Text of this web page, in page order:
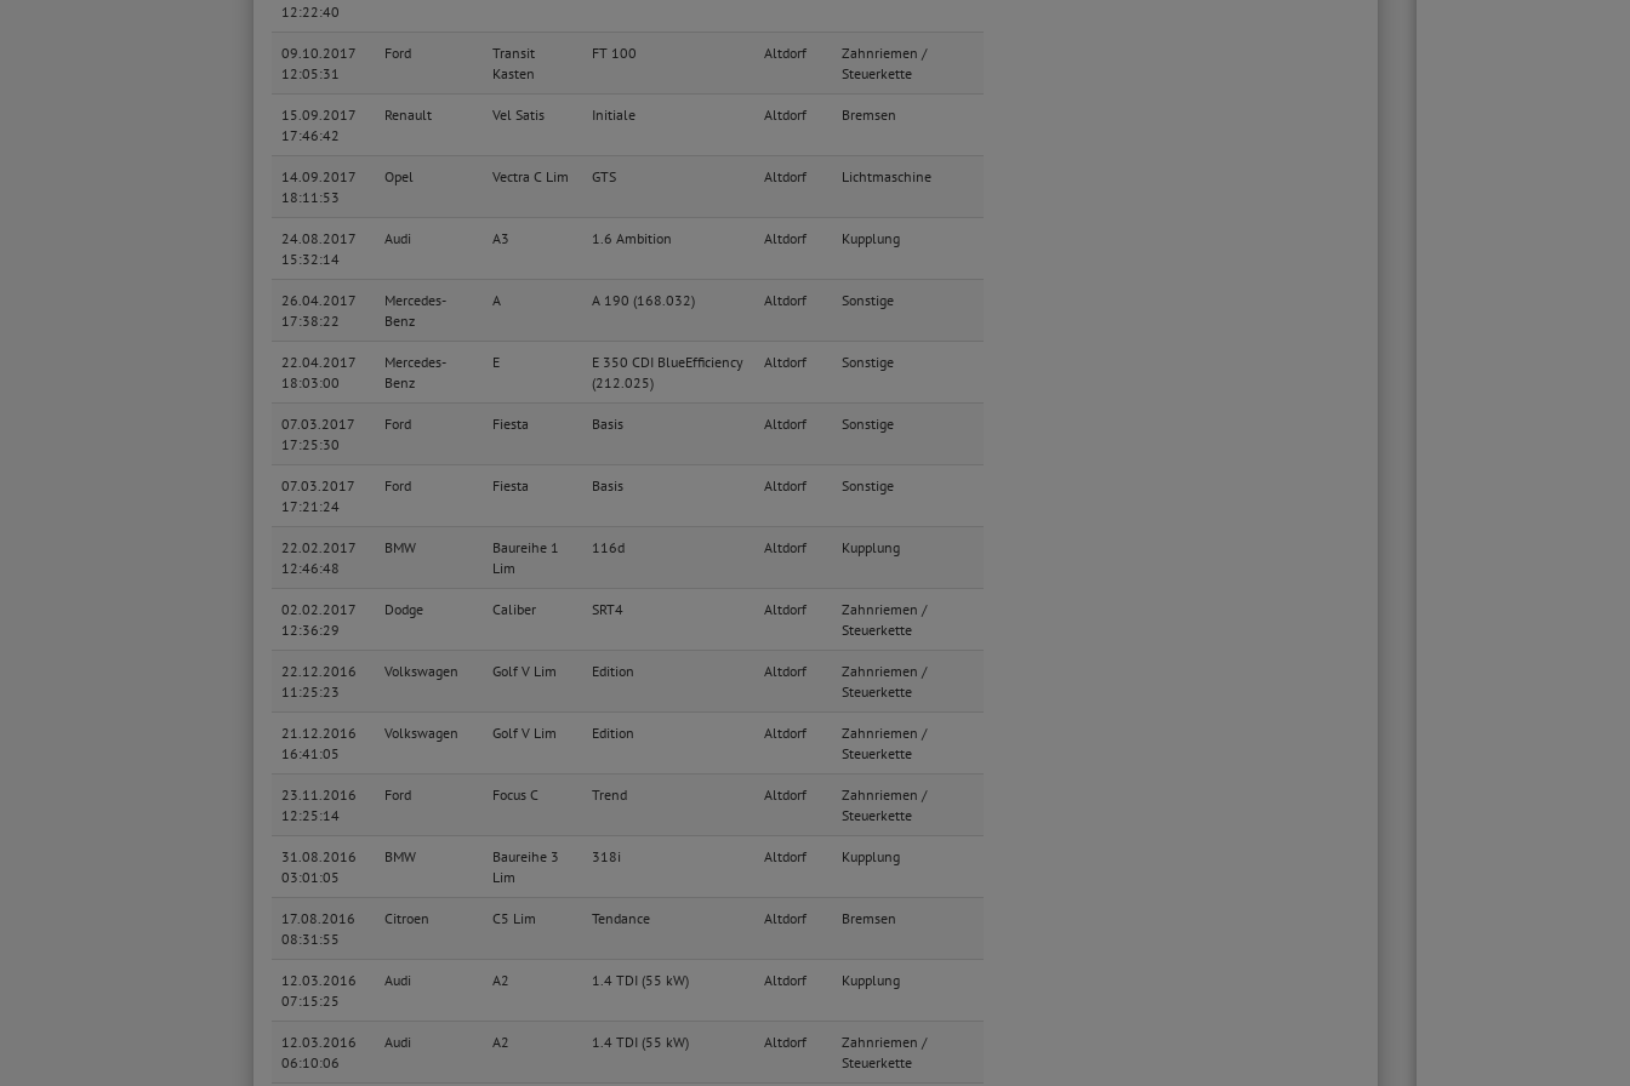
12:22:40
09.10.2017
12:05:31
Ford
Transit
Kasten
FT 100 Altdorf
Zahnriemen /
Steuerkette
15.09.2017
17:46:42
Renault Vel Satis Initiale Altdorf Bremsen
14.09.2017
18:11:53
Opel Vectra C Lim GTS Altdorf Lichtmaschine
24.08.2017
15:32:14
Audi A3 1.6 Ambition Altdorf Kupplung
26.04.2017
17:38:22
Mercedes-
Benz
A A 190 (168.032) Altdorf Sonstige
22.04.2017
18:03:00
Mercedes-
Benz
E
E 350 CDI BlueEfficiency
(212.025)
Altdorf Sonstige
07.03.2017
17:25:30
Ford Fiesta Basis Altdorf Sonstige
07.03.2017
17:21:24
Ford Fiesta Basis Altdorf Sonstige
22.02.2017
12:46:48
BMW
Baureihe 1
Lim
116d Altdorf Kupplung
02.02.2017
12:36:29
Dodge Caliber SRT4 Altdorf
Zahnriemen /
Steuerkette
22.12.2016
11:25:23
Volkswagen Golf V Lim Edition Altdorf
Zahnriemen /
Steuerkette
21.12.2016
16:41:05
Volkswagen Golf V Lim Edition Altdorf
Zahnriemen /
Steuerkette
23.11.2016
12:25:14
Ford Focus C Trend Altdorf
Zahnriemen /
Steuerkette
31.08.2016
03:01:05
BMW
Baureihe 3
Lim
318i Altdorf Kupplung
17.08.2016
08:31:55
Citroen C5 Lim Tendance Altdorf Bremsen
12.03.2016
07:15:25
Audi A2 1.4 TDI (55 kW) Altdorf Kupplung
12.03.2016
06:10:06
Audi A2 1.4 TDI (55 kW) Altdorf
Zahnriemen /
Steuerkette